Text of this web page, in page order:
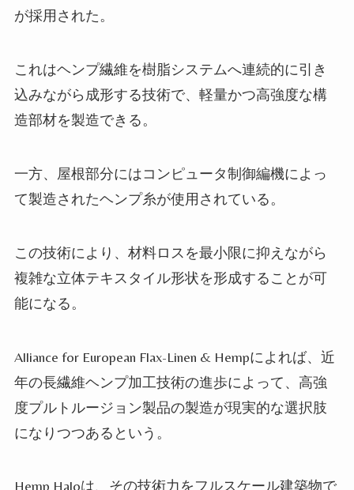
が採用された。
これはヘンプ繊維を樹脂システムへ連続的に引き
込みながら成形する技術で、軽量かつ高強度な構
造部材を製造できる。
一方、屋根部分にはコンピュータ制御編機によっ
て製造されたヘンプ糸が使用されている。
この技術により、材料ロスを最小限に抑えながら
複雑な立体テキスタイル形状を形成することが可
能になる。
Alliance for European Flax-Linen & Hempによれば、近
年の長繊維ヘンプ加工技術の進歩によって、高強
度プルトルージョン製品の製造が現実的な選択肢
になりつつあるという。
Hemp Haloは、その技術力をフルスケール建築物で